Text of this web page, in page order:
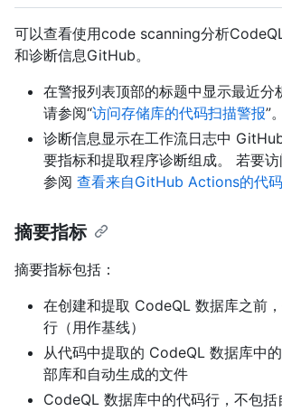
可以查看使用code scanning分析
和诊断信息GitHub。
在警报列表顶部的标题中显示最近分
请参阅“访问存储库的代码扫描警报”。
诊断信息显示在工作流日志中
要指标和提取程序诊断组成。 若要
参阅 查看来自GitHub Actions的代
摘要指标
摘要指标包括：
在创建和提取 CodeQL 数据库之前
行（用作基线）
从代码中提取的 CodeQL 数据库中
部库和自动生成的文件
CodeQL 数据库中的代码行，不包